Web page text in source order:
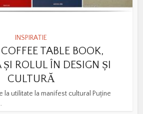
INSPIRATIE
TABLE BOOK,
ROLUL ÎN DESIGN ȘI
CULTURĂ
la utilitate la manifest cultural Puține